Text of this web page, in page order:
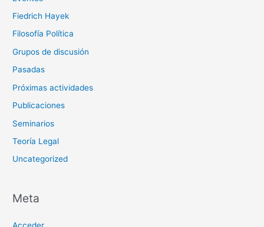
Fiedrich Hayek
Filosofía Política
Grupos de discusión
Pasadas
Próximas actividades
Publicaciones
Seminarios
Teoría Legal
Uncategorized
Meta
Acceder